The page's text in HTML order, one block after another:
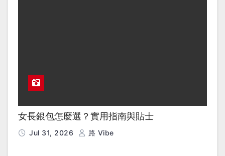
女長銀包怎麼選？實用指南與貼士
Jul 31, 2026 路 Vibe